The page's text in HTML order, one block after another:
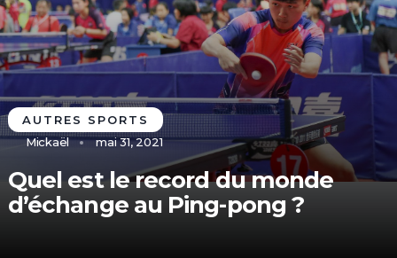
AUTRES SPORTS
Mickaël
mai 31, 2021
Quel est le record du monde
d’échange au Ping-pong ?